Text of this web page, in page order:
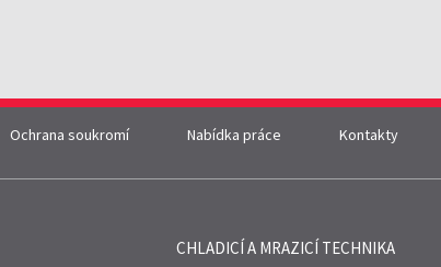
Ochrana soukromí Nabídka práce Kontakty
CHLADICÍ A MRAZICÍ TECHNIKA